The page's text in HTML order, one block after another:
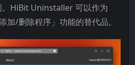
HiBit Uninstaller 可以作为
/删除程序」功能的替代品。